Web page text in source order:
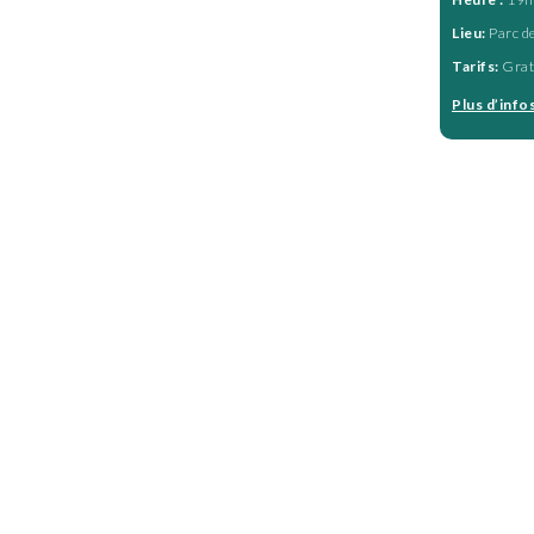
Lieu: Parc
Tarifs:
Plus